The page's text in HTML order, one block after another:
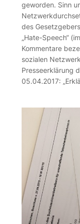
geworden. Sinn
des
„Hate-Speech“
Kommentare
sozialen
Presseerklärung
05.04.2017: